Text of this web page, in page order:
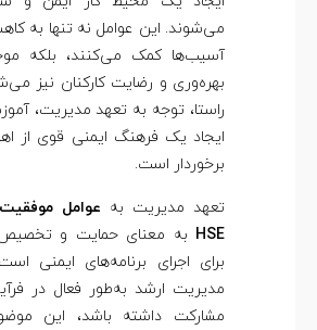
می‌شوند. این عوامل نه تنها به
آسیب‌ها کمک می‌کنند، بلکه
بهره‌وری و رضایت کارکنان نیز
راستا، توجه به تعهد مدیریت،
ایجاد یک فرهنگ ایمنی قوی از
برخوردار است.
تعهد مدیریت به عوامل
HSE به معنای حمایت و تخصیص
برای اجرای برنامه‌های ایمنی
مشارکت داشته باشد، این